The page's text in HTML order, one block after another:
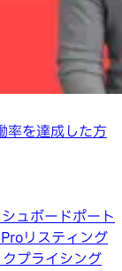
を達成した方
ュボードポート
リスティング
プライシング